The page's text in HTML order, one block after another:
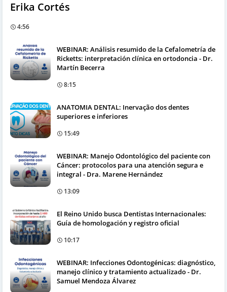
Erika Cortés
4:56
WEBINAR: Análisis resumido de la Cefalometría de
Ricketts: interpretación clínica en ortodoncia - Dr.
Martín Becerra
8:15
ANATOMIA DENTAL: Inervação dos dentes
superiores e inferiores
15:49
WEBINAR: Manejo Odontológico del paciente con
Cáncer: protocolos para una atención segura e
integral - Dra. Marene Hernández
13:09
El Reino Unido busca Dentistas Internacionales:
Guía de homologación y registro oficial
10:17
WEBINAR: Infecciones Odontogénicas: diagnóstico,
manejo clínico y tratamiento actualizado - Dr.
Samuel Mendoza Álvarez